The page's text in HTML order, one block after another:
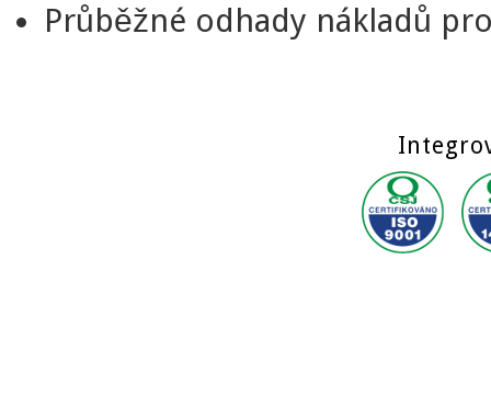
Průběžné odhady nákladů